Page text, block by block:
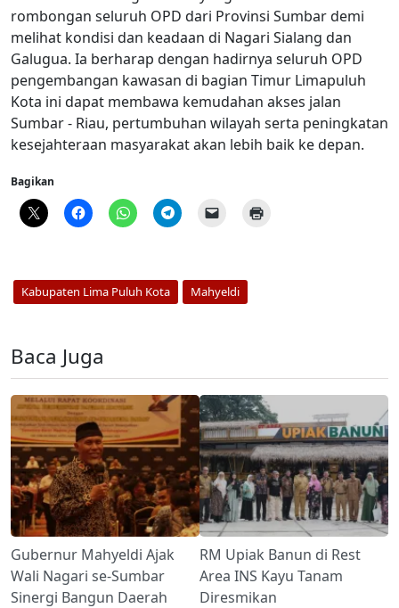
rombongan seluruh OPD dari Provinsi Sumbar demi
melihat kondisi dan keadaan di Nagari Sialang dan
Galugua. Ia berharap dengan hadirnya seluruh OPD
pengembangan kawasan di bagian Timur Limapuluh
Kota ini dapat membawa kemudahan akses jalan
Sumbar - Riau, pertumbuhan wilayah serta peningkatan
kesejahteraan masyarakat akan lebih baik ke depan.
Bagikan
Kabupaten Lima Puluh Kota Mahyeldi
Baca Juga
Gubernur Mahyeldi Ajak
Wali Nagari se-Sumbar
Sinergi Bangun Daerah
RM Upiak Banun di Rest
Area INS Kayu Tanam
Diresmikan